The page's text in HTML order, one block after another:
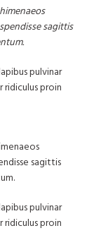
sagittis
pulvinar
ridiculus proin
sagittis
pulvinar
ridiculus proin